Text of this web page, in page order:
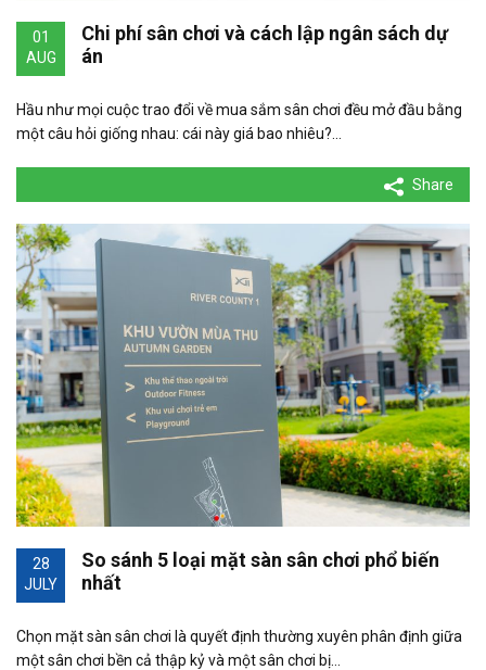
01
AUG
Chi phí sân chơi và cách lập ngân sách dự
án
Hầu như mọi cuộc trao đổi về mua sắm sân chơi đều mở đầu bằng
một câu hỏi giống nhau: cái này giá bao nhiêu?…
Share
28
JULY
So sánh 5 loại mặt sàn sân chơi phổ biến
nhất
Chọn mặt sàn sân chơi là quyết định thường xuyên phân định giữa
một sân chơi bền cả thập kỷ và một sân chơi bị…